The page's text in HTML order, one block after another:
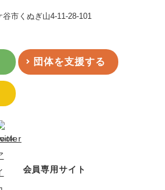
市くぬぎ山4-11-28-101
団体を支援する
会員専用サイト